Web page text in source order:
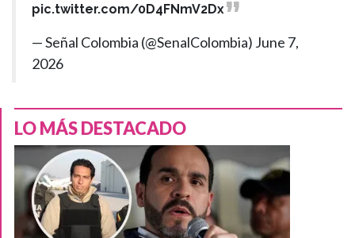
pic.twitter.com/0D4FNmV2Dx
— Señal Colombia (@SenalColombia) June 7,
2026
LO MÁS DESTACADO